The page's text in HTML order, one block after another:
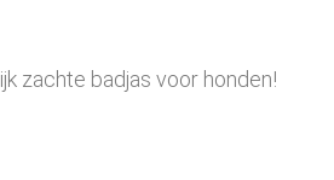
zachte badjas voor honden!